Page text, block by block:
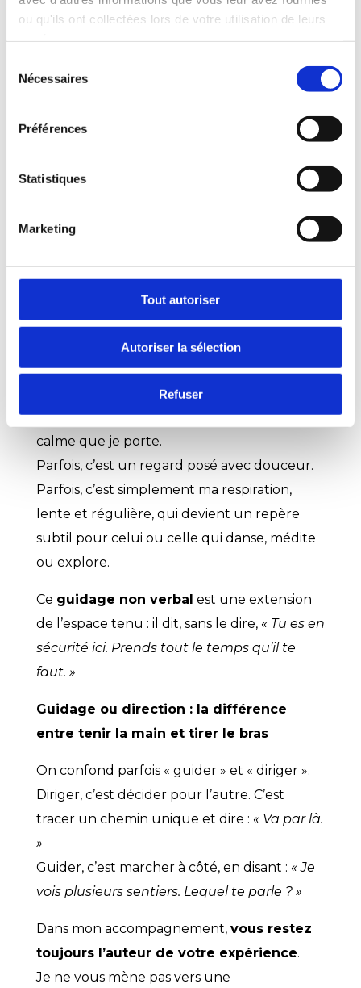
ou qu'ils ont collectées lors de votre utilisation de leurs
Nécessaires
Préférences
Statistiques
Marketing
Tout autoriser
Autoriser la sélection
Refuser
cachée, une partie de soi qui attendait juste
Mon intuition propose des
« Et peut-être que votre main a envie de
« Que se passe-t-il si vous autorisez ce poids
« Y a-t-il une couleur, une forme, un
mouvement qui correspond à ce silence en
vous ? »
Chaque phrase est unepossibilité
une obligation.
Mais le guidage ne se limite pas aux mots.
silences respectueux
dans ma posture ancrée, dans l’énergie
calme que je porte.
Parfois, c’est un regard posé avec douceur.
Parfois, c’est simplement ma respiration,
lente et régulière, qui devient un repère
subtil pour celui ou celle qui danse, médite
ou explore.
Ce guidage non verbal est une extension
de l’espace tenu : il dit, sans le dire, « Tu es en
sécurité ici. Prends tout le temps qu’il te
faut. »
Guidage ou direction : la différence
entre tenir la main et tirer le bras
On confond parfois « guider » et « diriger ».
Diriger, c’est décider pour l’autre. C’est
tracer un chemin unique et dire : « Va par là.
»
Guider, c’est marcher à côté, en disant : « Je
vois plusieurs sentiers. Lequel te parle ? »
Dans mon accompagnement, vous restez
toujours l’auteur de votre expérience.
Je ne vous mène pas vers une